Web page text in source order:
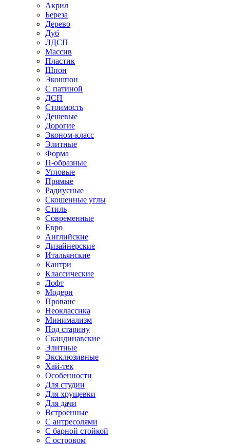
Акрил
Береза
Дерево
Дуб
ЛДСП
Массив
Пластик
Шпон
Экошпон
С патиной
ДСП
Стоимость
Дешевые
Дорогие
Эконом-класс
Элитные
Форма
П-образные
Угловые
Прямые
Радиусные
Скошенные углы
Стиль
Современные
Евро
Английские
Дизайнерские
Итальянские
Кантри
Классические
Лофт
Модерн
Прованс
Неоклассика
Минимализм
Под старину
Скандинавские
Элитные
Эксклюзивные
Хай-тек
Особенности
Для студии
Для хрущевки
Для дачи
Встроенные
С антресолями
С барной стойкой
С островом